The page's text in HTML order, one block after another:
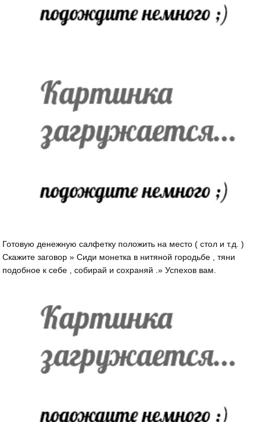
Готовую денежную салфетку положить на место ( стол и т.д. )
Скажите заговор » Сиди монетка в нитяной городьбе , тяни
подобное к себе , собирай и сохраняй .» Успехов вам.